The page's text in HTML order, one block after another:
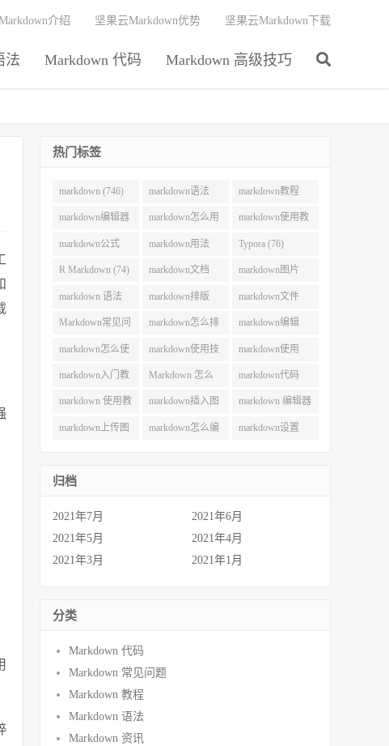
法 Markdown 代码 Markdown 高级技巧
介绍 坚果云Markdown优势 坚果云Markdown下载
热门标签
markdown (746) markdown语法
(292)
markdown教程
(215)
markdown编辑器
(212)
markdown怎么用
(130)
markdown使用教
程 (106)
markdown公式
(101)
markdown用法
(83)
Typora (76)
R Markdown (74) markdown文档
(73)
markdown图片
(70)
markdown 语法
(62)
markdown排版
(62)
markdown文件
(55)
Markdown常见问
题 (54)
markdown怎么排
版 (52)
markdown编辑
(51)
markdown怎么使
用 (49)
markdown使用技
巧 (49)
markdown使用
(42)
markdown入门教
程 (40)
Markdown 怎么
用 (38)
markdown代码
(35)
markdown 使用教
程 (30)
markdown插入图
片 (29)
markdown 编辑器
(28)
markdown上传图 markdown怎么编 markdown设置
归档
2021年7月
2021年6月
2021年5月
2021年4月
2021年3月
2021年1月
分类
Markdown 代码
Markdown 常见问题
Markdown 教程
Markdown 语法
Markdown 资讯